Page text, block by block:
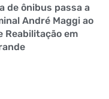
de ônibus passa a
André Maggi ao
Reabilitação em